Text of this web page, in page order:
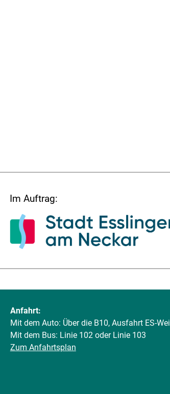
Im Auftrag:
Anfahrt:
Mit dem Auto: Über die B10, Ausfahrt ES-Weil
Mit dem Bus: Linie 102 oder Linie 103
Zum Anfahrtsplan